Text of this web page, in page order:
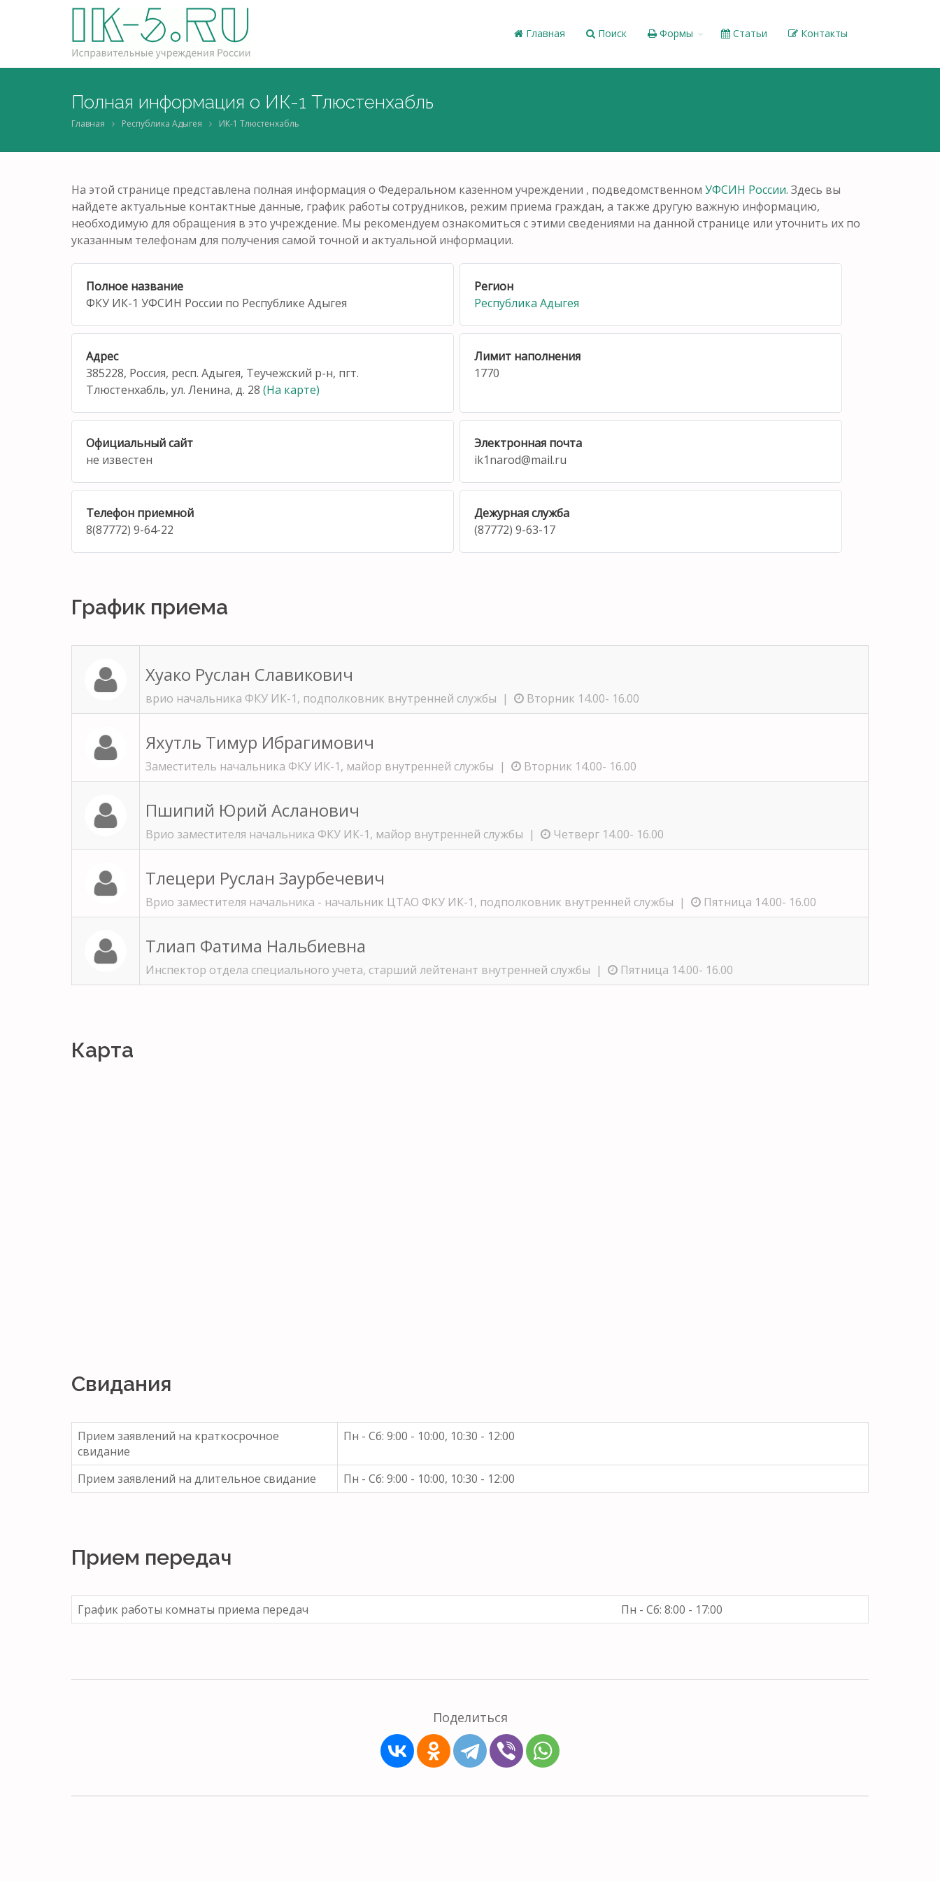
Главная Поиск Формы Статьи Контакты
Полная информация о ИК-1 Тлюстенхабль
Главная Республика Адыгея ИК-1 Тлюстенхабль
На этой странице представлена полная информация о Федеральном казенном учреждении , подведомственном УФСИН России. Здесь вы
найдете актуальные контактные данные, график работы сотрудников, режим приема граждан, а также другую важную информацию,
необходимую для обращения в это учреждение. Мы рекомендуем ознакомиться с этими сведениями на данной странице или уточнить их по
указанным телефонам для получения самой точной и актуальной информации.
Полное название
ФКУ ИК-1 УФСИН России по Республике Адыгея
Регион
Республика Адыгея
Адрес
385228, Россия, респ. Адыгея, Теучежский р-н, пгт.
Тлюстенхабль, ул. Ленина, д. 28 (На карте)
Лимит наполнения
1770
Официальный сайт
не известен
Электронная почта
ik1narod@mail.ru
Телефон приемной
8(87772) 9-64-22
Дежурная служба
(87772) 9-63-17
График приема
Хуако Руслан Славикович
врио начальника ФКУ ИК-1, подполковник внутренней службы | Вторник 14.00- 16.00
Яхутль Тимур Ибрагимович
Заместитель начальника ФКУ ИК-1, майор внутренней службы | Вторник 14.00- 16.00
Пшипий Юрий Асланович
Врио заместителя начальника ФКУ ИК-1, майор внутренней службы | Четверг 14.00- 16.00
Тлецери Руслан Заурбечевич
Врио заместителя начальника - начальник ЦТАО ФКУ ИК-1, подполковник внутренней службы | Пятница 14.00- 16.00
Тлиап Фатима Нальбиевна
Инспектор отдела специального учета, старший лейтенант внутренней службы | Пятница 14.00- 16.00
Карта
Свидания
Прием заявлений на краткосрочное
свидание
Пн - Сб: 9:00 - 10:00, 10:30 - 12:00
Прием заявлений на длительное свидание Пн - Сб: 9:00 - 10:00, 10:30 - 12:00
Прием передач
График работы комнаты приема передач Пн - Сб: 8:00 - 17:00
Поделиться